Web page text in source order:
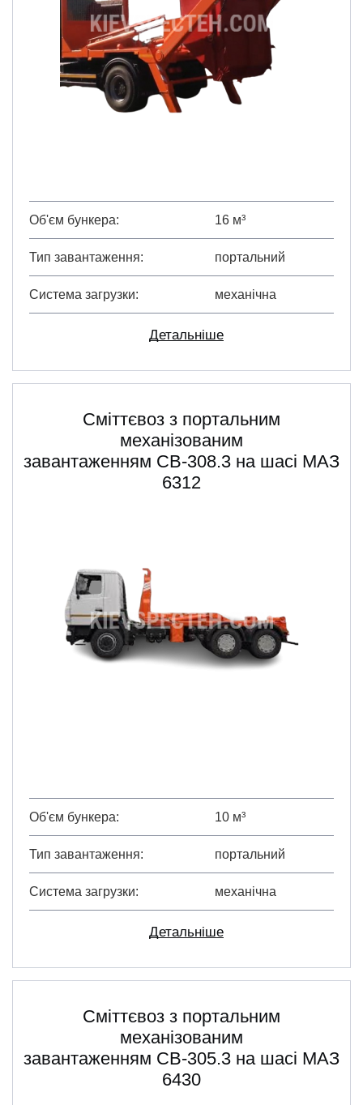
Об'єм бункера 16 м³
Тип завантаження портальний
Система загрузки механічна
Детальніше
Сміттєвоз з портальним
механізованим
завантаженням СВ-308.3 на шасі МАЗ
6312
Об'єм бункера 10 м³
Тип завантаження портальний
Система загрузки механічна
Детальніше
Сміттєвоз з портальним
механізованим
завантаженням СВ-305.3 на шасі МАЗ
6430